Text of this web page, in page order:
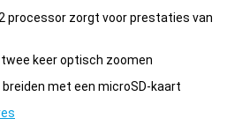
2 processor zorgt voor prestaties van
keer optisch zoomen
met een microSD-kaart